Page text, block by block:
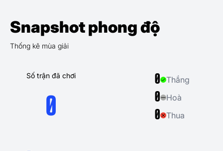
Snapshot phong độ
Thống kê mùa giải
Số trận đã chơi
0
0 Thắng
0 Hoà
0 Thua